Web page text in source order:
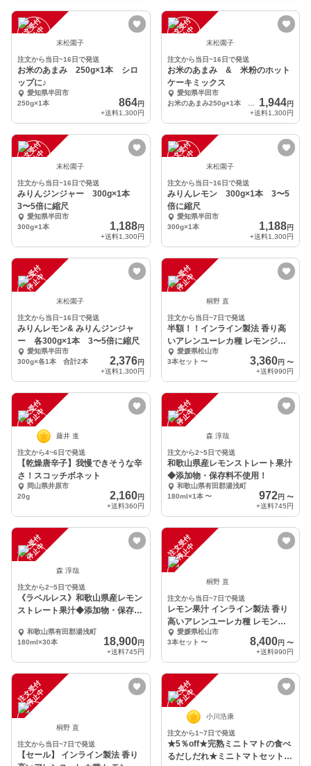
注
文
受
付
停
止
中 末松園子
注文から当日~16日で発送
お米のあまみ 250g×1本 シロ
ップに♪
愛知県半田市
250g×1本
864円
+送料1,300円
注
文
受
付
停
止
中 末松園子
注文から当日~16日で発送
お米のあまみ & 米粉のホット
ケーキミックス
愛知県半田市
1,944円
+送料1,300円
注
文
受
付
停
止
中 末松園子
注文から当日~16日で発送
みりんジンジャー 300g×1本
3〜5倍に縮尺
愛知県半田市
300g×1本
1,188円
+送料1,300円
注
文
受
付
停
止
中 末松園子
注文から当日~16日で発送
みりんレモン 300g×1本 3〜5
倍に縮尺
愛知県半田市
300g×1本
1,188円
+送料1,300円
注
文
受
付
停
止
中
末松園子
注文から当日~16日で発送
みりんレモン& みりんジンジャ
ー 各300g×1本 3〜5倍に縮尺
愛知県半田市
300g×各1本 合計2本
2,376円
+送料1,300円
注
文
受
付
停
止
中
桐野 直
注文から当日~7日で発送
半額！！インライン製法 香り高
いアレンユーレカ種 レモンジュ
ース 1L大容量
愛媛県松山市
3本セット 〜 3,360円 〜
+送料990円
注
文
受
付
停
止
中
藤井 進
注文から4~6日で発送
【乾燥唐辛子】我慢できそうな辛
さ！スコッチボネット
岡山県井原市
20g
2,160円
+送料360円
注
文
受
付
停
止
中
森 淳哉
注文から2~5日で発送
和歌山県産レモンストレート果汁
◆添加物・保存料不使用！
和歌山県有田郡湯浅町
180ml×1本 〜 972円 〜
+送料745円
注
文
受
付
停
止
中
森 淳哉
注文から2~5日で発送
《ラベルレス》和歌山県産レモン
ストレート果汁◆添加物・保存料
和歌山県有田郡湯浅町
180ml×30本
18,900円
+送料745円
注
文
受
付
停
止
中
桐野 直
注文から当日~7日で発送
レモン果汁 インライン製法 香り
高いアレンユーレカ種 レモンジ
ュース 1L大容量
愛媛県松山市
3本セット 〜 8,400円 〜
+送料990円
注
文
受
付
停
止
中
桐野 直
注文から当日~7日で発送
【セール】 インライン製法 香り
注
文
受
付
停
止
中
小川浩康
注文から1~7日で発送
★5％off★完熟ミニトマトの食べ
るだしだれ★ミニトマトセットあ